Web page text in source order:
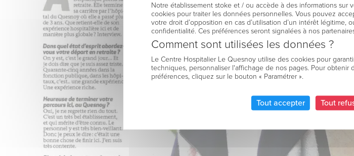
Notre établissement stoke et / ou accède à des informations sur
cookies pour traiter les données personnelles. Vous pouvez
votre droit d’opposition en cas d’utilisation d’un intérêt
confidentialité. Ces préférences seront signalées à nos
Comment sont utilisées les données ?
Le Centre Hospitalier Le Quesnoy utilise des cookies pour
techniques, personnaliser l'affichage de nos pages. Pour
préférences, cliquez sur le bouton « Paramétrer ».
Tout accepter Tout